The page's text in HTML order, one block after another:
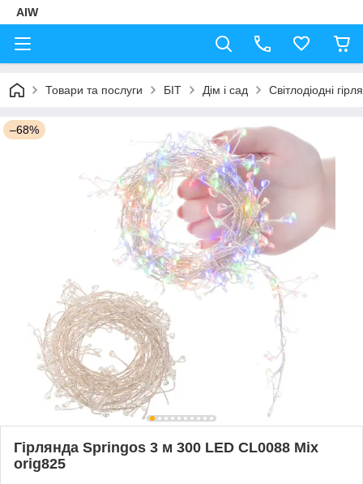
AIW
Товари та послуги БІТ Дім і сад Світлодіодні
–68%
Гірлянда Springos 3 м 300 LED CL0088 Mix
orig825